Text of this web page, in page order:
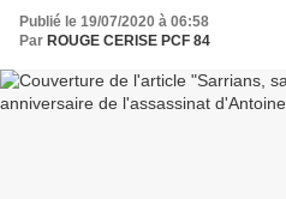
Publié le 19/07/2020 à 06:58
Par ROUGE CERISE PCF 84